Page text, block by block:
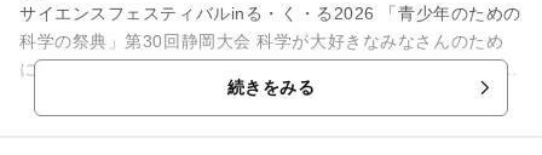
サイエンスフェスティバルinる・く・る2026 「青少年のための
科学の祭典」第30回静岡大会 科学が大好きなみなさんのため
に、中学生・高校生、科学愛好家のみなさんが、 ふしぎな実験
続きをみる